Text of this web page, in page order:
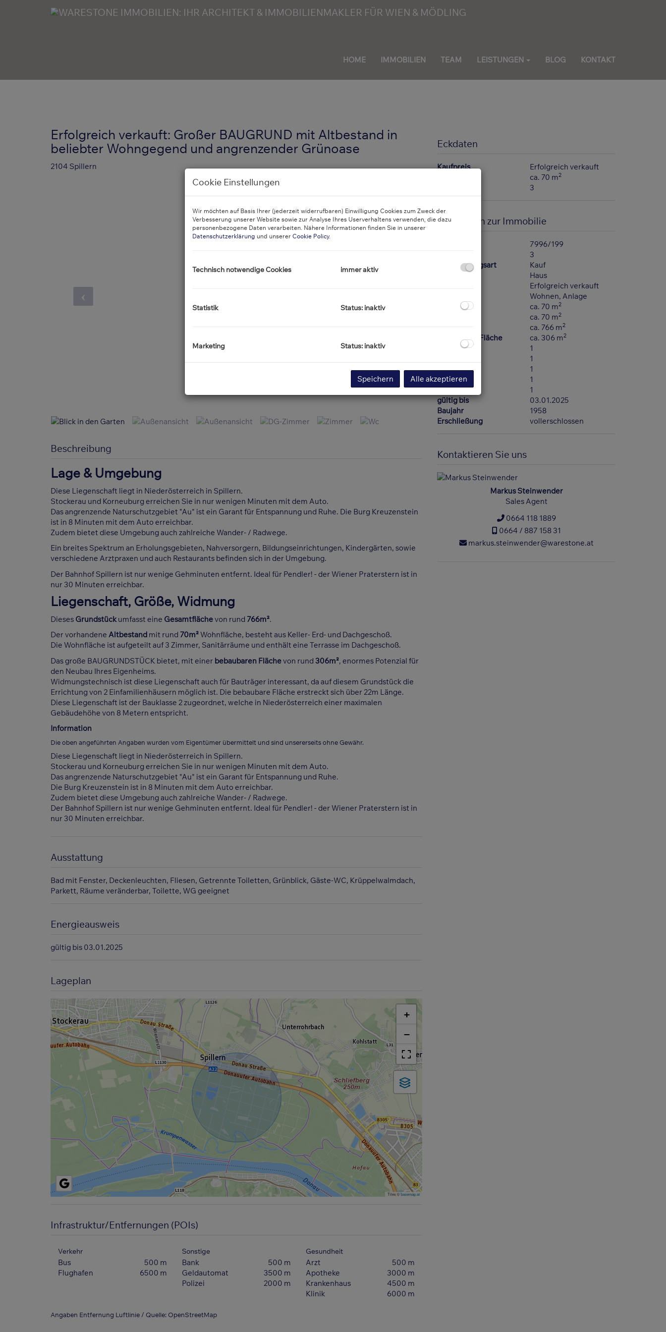
HOME IMMOBILIEN TEAM LEISTUNGEN BLOG KONTAKT
Erfolgreich verkauft: Großer BAUGRUND mit Altbestand in
beliebter Wohngegend und angrenzender Grünoase
2104 Spillern
Blick in den Garten Außenansicht
Beschreibung
Lage & Umgebung
Diese Liegenschaft liegt in Niederösterreich in Spillern.
Stockerau und Korneuburg erreichen Sie in nur wenigen Minuten mit dem Auto.
Das angrenzende Naturschutzgebiet "Au" ist ein Garant für Entspannung und Ruhe. Die Burg Kreuzenstein
ist in 8 Minuten mit dem Auto erreichbar.
Zudem bietet diese Umgebung auch zahlreiche Wander- / Radwege.
Ein breites Spektrum an Erholungsgebieten, Nahversorgern, Bildungseinrichtungen, Kindergärten, sowie
verschiedene Arztpraxen und auch Restaurants befinden sich in der Umgebung.
Der Bahnhof Spillern ist nur wenige Gehminuten entfernt. Ideal für Pendler! - der Wiener Praterstern ist in
nur 30 Minuten erreichbar.
Liegenschaft, Größe, Widmung
Dieses Grundstückumfasst eine Gesamtflächevon rund 766m².
Der vorhandene Altbestand mit rund 70m² Wohnfläche, besteht aus Keller- Erd- und Dachgeschoß.
Die Wohnfläche ist aufgeteilt auf 3 Zimmer, Sanitärräume und enthält eine Terrasse im Dachgeschoß.
Das große BAUGRUNDSTÜCK bietet, mit einer bebaubaren Flächevon rund 306m², enormes Potenzial für
den Neubau Ihres Eigenheims.
Widmungstechnisch ist diese Liegenschaft auch für Bauträger interessant, da auf diesem Grundstück die
Errichtung von 2 Einfamilienhäusern möglich ist. Die bebaubare Fläche erstreckt sich über 22m Länge.
Diese Liegenschaft ist der Bauklasse 2 zugeordnet, welche in Niederösterreich einer maximalen
Gebäudehöhe von 8 Metern entspricht.
Information
Die oben angeführten Angaben wurden vom Eigentümer übermittelt und sind unsererseits ohne Gewähr.
Diese Liegenschaft liegt in Niederösterreich in Spillern.
Stockerau und Korneuburg erreichen Sie in nur wenigen Minuten mit dem Auto.
Das angrenzende Naturschutzgebiet "Au" ist ein Garant für Entspannung und Ruhe.
Die Burg Kreuzenstein ist in 8 Minuten mit dem Auto erreichbar.
Zudem bietet diese Umgebung auch zahlreiche Wander- / Radwege.
Der Bahnhof Spillern ist nur wenige Gehminuten entfernt. Ideal für Pendler! - der Wiener Praterstern ist in
nur 30 Minuten erreichbar.
Ausstattung
Bad mit Fenster Deckenleuchten Fliesen Getrennte Toiletten Grünblick Gäste-WC Krüppelwalmdach
Parkett Räume veränderbar Toilette WG geeignet
Energieausweis
gültig bis 03.01.2025
Lageplan
+
−
Tiles ©basemap.at
Infrastruktur/Entfernungen (POIs)
Verkehr
Bus
500 m
Flughafen
6500 m
Sonstige
Bank
500 m
Geldautomat
3500 m
Polizei
2000 m
Gesundheit
Arzt
500 m
Apotheke
3000 m
Krankenhaus
4500 m
Klinik
6000 m
Angaben Entfernung Luftlinie / Quelle: OpenStreetMap
Eckdaten
Kaufpreis
Erfolgreich verkauft
ca. 70 m2
3
Basisdaten zur Immobilie
7996/199
3
Vermarktungsart
Kauf
Objektart
Haus
Erfolgreich verkauft
Wohnen Anlage
ca. 70 m2
ca. 70 m2
ca. 766 m2
Verbaubare Fläche ca. 306 m2
1
1
Terrassen
1
Keller
1
Gärten
1
gültig bis
03.01.2025
Baujahr
1958
Erschließung
vollerschlossen
Kontaktieren Sie uns
Markus Steinwender
Sales Agent
0664 118 1889
0664 / 887 158 31
markus.steinwender@warestone.at
Cookie Einstellungen
Wir möchten auf Basis Ihrer (jederzeit widerrufbaren) Einwilligung Cookies zum Zweck der
Verbesserung unserer Website sowie zur Analyse Ihres Userverhaltens verwenden, die dazu
personenbezogene Daten verarbeiten. Nähere Informationen finden Sie in unserer
Datenschutzerklärung und unserer Cookie Policy.
Technisch notwendige Cookies immer aktiv
Statistik Status: inaktiv
Marketing Status: inaktiv
Speichern Alle akzeptieren